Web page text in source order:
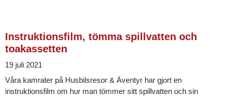
Instruktionsfilm, tömma spillvatten och
toakassetten
19 juli 2021
Våra kamrater på Husbilsresor & Äventyr har gjort en
instruktionsfilm om hur man tömmer sitt spillvatten och sin